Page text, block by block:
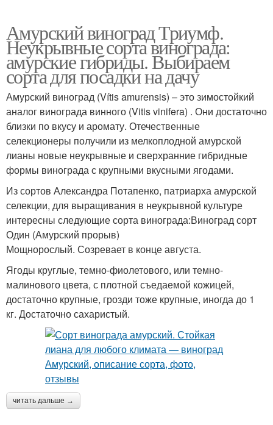
Амурский виноград Триумф.
Неукрывные сорта винограда:
амурские гибриды. Выбираем
сорта для посадки на дачу
Амурский виноград (Vítis amurensis) – это зимостойкий
аналог винограда винного (Vitis vinifera) . Они достаточно
близки по вкусу и аромату. Отечественные
селекционеры получили из мелкоплодной амурской
лианы новые неукрывные и сверхранние гибридные
формы винограда с крупными вкусными ягодами.
Из сортов Александра Потапенко, патриарха амурской
селекции, для выращивания в неукрывной культуре
интересны следующие сорта винограда:Виноград сорт
Один (Амурский прорыв)
Мощнорослый. Созревает в конце августа.
Ягоды круглые, темно-фиолетового, или темно-
малинового цвета, с плотной съедаемой кожицей,
достаточно крупные, грозди тоже крупные, иногда до 1
кг. Достаточно сахаристый.
читать дальше →